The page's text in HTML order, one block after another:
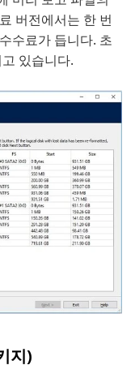
버전에서는 한 번
수료가 듭니다. 초
있습니다.
지)